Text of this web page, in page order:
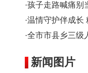
·孩子走路喊痛别
·温情守护伴成长
·全市市县乡三
新闻图片